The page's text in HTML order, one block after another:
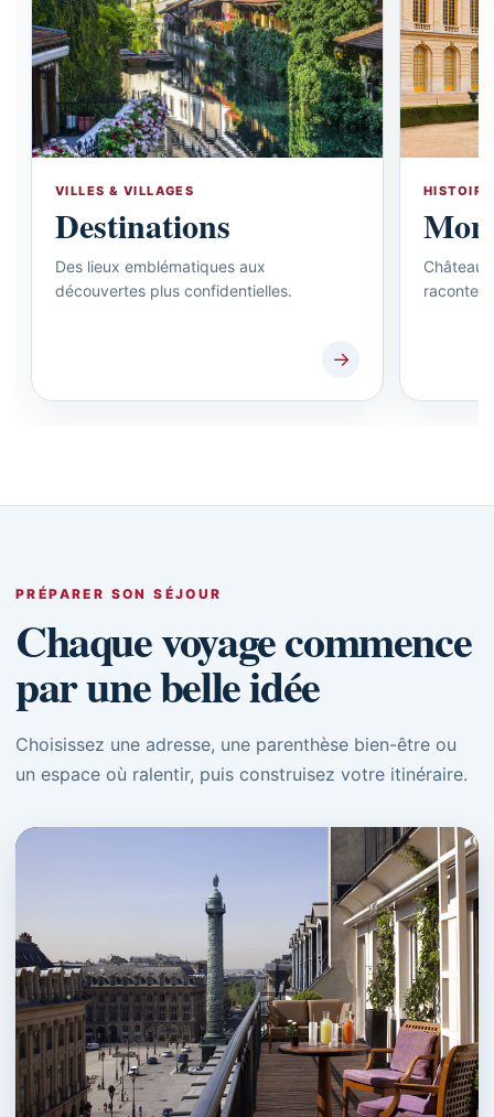
VILLES & VILLAGES
Destinations
Des lieux emblématiques aux
découvertes plus confidentielles.
→
PRÉPARER SON SÉJOUR
Chaque voyage commence
par une belle idée
Choisissez une adresse, une parenthèse bien-être ou
un espace où ralentir, puis construisez votre itinéraire.